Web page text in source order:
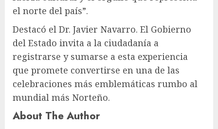
el norte del país”.
Destacó el Dr. Javier Navarro. El Gobierno
del Estado invita a la ciudadanía a
registrarse y sumarse a esta experiencia
que promete convertirse en una de las
celebraciones más emblemáticas rumbo al
mundial más Norteño.
About The Author